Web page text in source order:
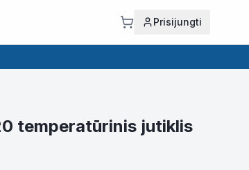
Prisijungti
temperatūrinis jutiklis